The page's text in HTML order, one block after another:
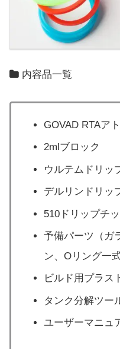
内容品一覧
GOVAD RTAア
2mlブロック
ウルテムドリッ
デルリンドリッ
510ドリップチ
予備パーツ（ガ
ン、Oリング一
ビルド用プラス
タンク分解ツー
ユーザーマニュ